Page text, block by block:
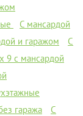
С мансардой
и гаражом
С
9 с мансардой
гаража
С